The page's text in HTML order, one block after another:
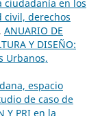
ciudadanía en los
civil, derechos
, ANUARIO DE
Y DISEÑO:
Urbanos,
espacio
de caso de
Y PRI en la